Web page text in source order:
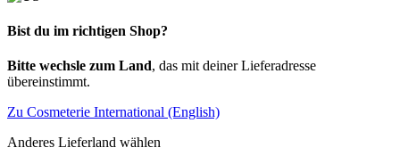
Bist du im richtigen Shop?
Bitte wechsle zum Land, das mit deiner Lieferadresse
übereinstimmt.
Zu Cosmeterie International (English)
Anderes Lieferland wählen